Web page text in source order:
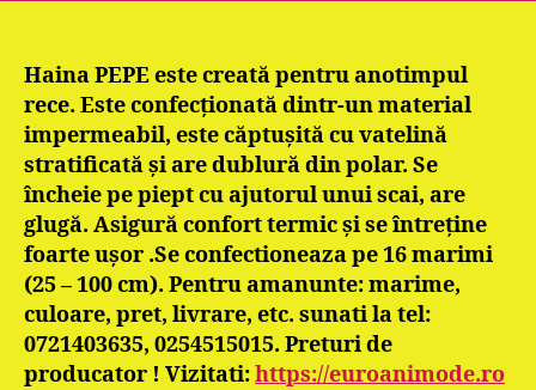
Haina PEPE este creată pentru anotimpul
rece. Este confecţionată dintr-un material
impermeabil, este căptuşită cu vatelină
stratificată şi are dublură din polar. Se
încheie pe piept cu ajutorul unui scai, are
glugă. Asigură confort termic şi se întreţine
foarte uşor .Se confectioneaza pe 16 marimi
(25 – 100 cm). Pentru amanunte: marime,
culoare, pret, livrare, etc. sunati la tel:
0721403635, 0254515015. Preturi de
producator ! Vizitati:https://euroanimode.ro